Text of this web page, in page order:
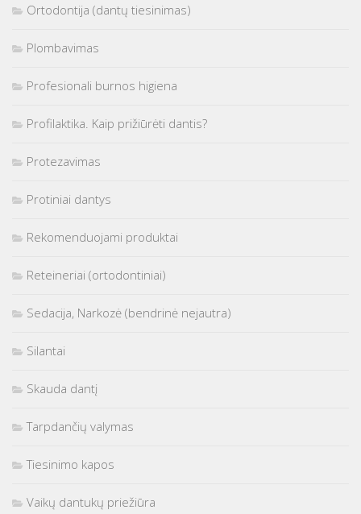
Ortodontija (dantų tiesinimas)
Plombavimas
Profesionali burnos higiena
Profilaktika. Kaip prižiūrėti dantis?
Protezavimas
Protiniai dantys
Rekomenduojami produktai
Reteineriai (ortodontiniai)
Sedacija, Narkozė (bendrinė nejautra)
Silantai
Skauda dantį
Tarpdančių valymas
Tiesinimo kapos
Vaikų dantukų priežiūra